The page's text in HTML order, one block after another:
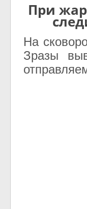
При
На
Зразы